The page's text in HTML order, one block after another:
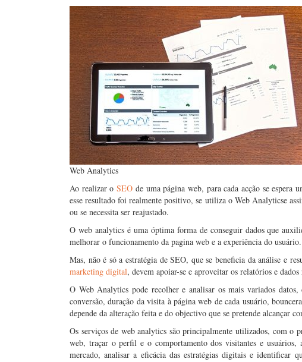
Web Analytics
Ao realizar o SEO de uma página web, para cada acção se espera
esse resultado foi realmente positivo, se utiliza o Web Analyticse
ou se necessita ser reajustado.
O web analytics é uma óptima forma de conseguir dados que
melhorar o funcionamento da pagina web e a experiência do usuário.
Mas, não é só a estratégia de SEO, que se beneficia da análise e
marketing digital, devem apoiar-se e aproveitar os relatórios e
O Web Analytics pode recolher e analisar os mais variados
conversão, duração da visita à página web de cada usuário,
depende da alteração feita e do objectivo que se pretende alcançar
Os serviços de web analytics são principalmente utilizados, com o
web, traçar o perfil e o comportamento dos visitantes e usuários,
mercado, analisar a eficácia das estratégias digitais e identificar